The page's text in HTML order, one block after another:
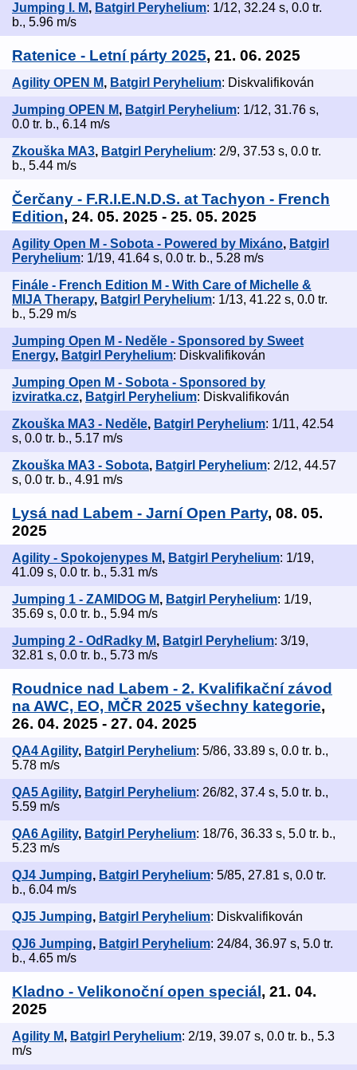
Jumping I. M, Batgirl Peryhelium: 1/12, 32.24 s, 0.0 tr.
b., 5.96 m/s
Ratenice - Letní párty 2025, 21. 06. 2025
Agility OPEN M, Batgirl Peryhelium: Diskvalifikován
Jumping OPEN M, Batgirl Peryhelium: 1/12, 31.76 s,
0.0 tr. b., 6.14 m/s
Zkouška MA3, Batgirl Peryhelium: 2/9, 37.53 s, 0.0 tr.
b., 5.44 m/s
Čerčany - F.R.I.E.N.D.S. at Tachyon - French
Edition, 24. 05. 2025 - 25. 05. 2025
Agility Open M - Sobota - Powered by Mixáno, Batgirl
Peryhelium: 1/19, 41.64 s, 0.0 tr. b., 5.28 m/s
Finále - French Edition M - With Care of Michelle &
MIJA Therapy, Batgirl Peryhelium: 1/13, 41.22 s, 0.0 tr.
b., 5.29 m/s
Jumping Open M - Neděle - Sponsored by Sweet
Energy, Batgirl Peryhelium: Diskvalifikován
Jumping Open M - Sobota - Sponsored by
izviratka.cz, Batgirl Peryhelium: Diskvalifikován
Zkouška MA3 - Neděle, Batgirl Peryhelium: 1/11, 42.54
s, 0.0 tr. b., 5.17 m/s
Zkouška MA3 - Sobota, Batgirl Peryhelium: 2/12, 44.57
s, 0.0 tr. b., 4.91 m/s
Lysá nad Labem - Jarní Open Party, 08. 05.
2025
Agility - Spokojenypes M, Batgirl Peryhelium: 1/19,
41.09 s, 0.0 tr. b., 5.31 m/s
Jumping 1 - ZAMIDOG M, Batgirl Peryhelium: 1/19,
35.69 s, 0.0 tr. b., 5.94 m/s
Jumping 2 - OdRadky M, Batgirl Peryhelium: 3/19,
32.81 s, 0.0 tr. b., 5.73 m/s
Roudnice nad Labem - 2. Kvalifikační závod
na AWC, EO, MČR 2025 všechny kategorie,
26. 04. 2025 - 27. 04. 2025
QA4 Agility, Batgirl Peryhelium: 5/86, 33.89 s, 0.0 tr. b.,
5.78 m/s
QA5 Agility, Batgirl Peryhelium: 26/82, 37.4 s, 5.0 tr. b.,
5.59 m/s
QA6 Agility, Batgirl Peryhelium: 18/76, 36.33 s, 5.0 tr. b.,
5.23 m/s
QJ4 Jumping, Batgirl Peryhelium: 5/85, 27.81 s, 0.0 tr.
b., 6.04 m/s
QJ5 Jumping, Batgirl Peryhelium: Diskvalifikován
QJ6 Jumping, Batgirl Peryhelium: 24/84, 36.97 s, 5.0 tr.
b., 4.65 m/s
Kladno - Velikonoční open speciál , 21. 04.
2025
Agility M, Batgirl Peryhelium: 2/19, 39.07 s, 0.0 tr. b., 5.3
m/s